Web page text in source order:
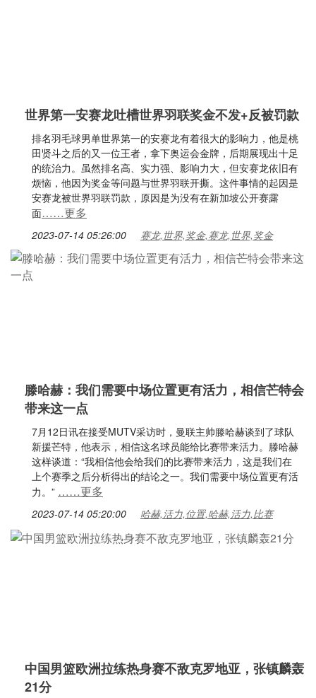
世界第一安赛龙吐槽世界羽联奖金不发+反被罚款
排名羽毛球男单世界第一的安赛龙有着很大的影响力，他是桃
田贤斗之后的又一位王者，拿下奥运会金牌，后期展现出十足
的统治力。虽然排名高、实力强、影响力大，但安赛龙依旧有
烦恼，他因为奖金等问题与世界羽联开撕。这件事情的起因是
安赛龙被世界羽联罚款，原因是为没有在新加坡公开赛露
面……更多
2023-07-14 05:26:00 赛龙,世界,奖金,赛龙,世界,奖金
滕哈赫：我们需要中场位置更有活力，相信芒特会
带来这一点
7月12日讯在接受MUTV采访时，曼联主帅滕哈赫谈到了球队
新援芒特，他表示，相信这名球员能给比赛带来活力。滕哈赫
这样谈道：“我相信他会给我们的比赛带来活力，这是我们在
上个赛季之后分析得出的结论之一。我们需要中场位置更有活
力。” ……更多
2023-07-14 05:20:00 哈赫,活力,位置,哈赫,活力,比赛
中国男篮欧洲拉练热身赛不敌克罗地亚，张镇麟轰
21分